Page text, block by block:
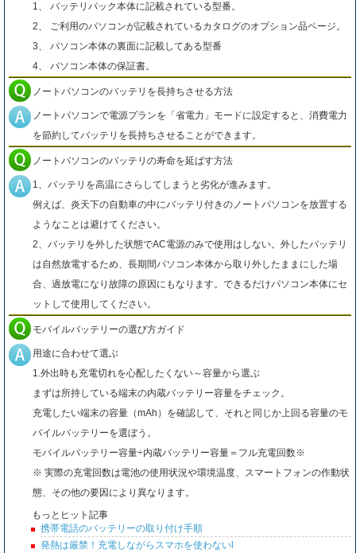
1、 バッテリパック本体に記載されている型番。
2、 ご利用のパソコンが記載されているカタログのオプション品ページ。
3、 パソコン本体の裏面に記載してある型番
4、 パソコン本体の保証書。
ノートパソコンのバッテリを長持ちさせる方法
ノートパソコンで電源プランを「省電力」モードに設定すると、消費電力
を節約してバッテリを長持ちさせることができます。
ノートパソコンのバッテリの寿命を延ばす方法
1、バッテリを高温にさらしてしまうと劣化が進みます。
例えば、炎天下の自動車の中にバッテリ付きのノートパソコンを放置する
ようなことは避けてください。
2、バッテリを外した状態でAC電源のみで使用はしない。外したバッテリ
は自然放電するため、長期間パソコン本体から取り外したままにした場
合、過放電になり故障の原因にもなります。できるだけパソコン本体にセ
ットして使用してください。
モバイルバッテリーの選び方ガイド
用途に合わせて選ぶ
1.外出時も充電切れを心配したくない～容量から選ぶ
まずは所持している端末の内蔵バッテリー容量をチェック。
充電したい端末の容量（mAh）を確認して、それと同じか上回る容量のモ
バイルバッテリーを選ぼう。
モバイルバッテリー容量÷内蔵バッテリー容量＝フル充電回数※
※ 実際の充電回数は電池の使用状況や環境温度、スマートフォンの作動状
態、その他の要因により異なります。
もっとヒット記事
携帯電話のバッテリーの取り付け手順
発熱は厳禁！充電しながらスマホを使わないl